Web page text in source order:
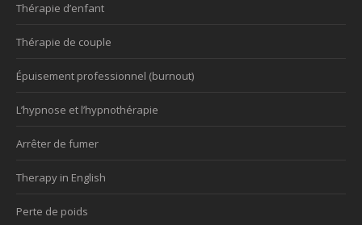
Thérapie d’enfant
Thérapie de couple
Épuisement professionnel (burnout)
L’hypnose et l’hypnothérapie
Arrêter de fumer
Therapy in English
Perte de poids